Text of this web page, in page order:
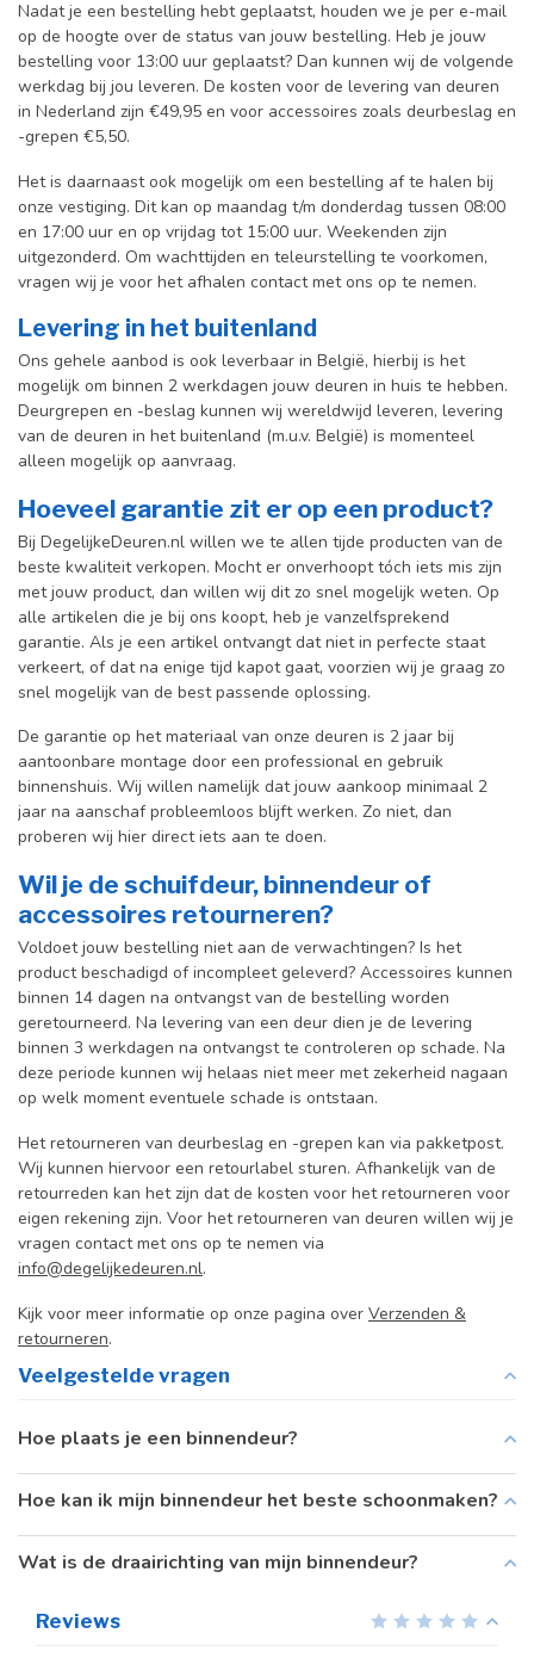
Nadat je een bestelling hebt geplaatst, houden we je per e-mail
op de hoogte over de status van jouw bestelling. Heb je jouw
bestelling voor 13:00 uur geplaatst? Dan kunnen wij de volgende
werkdag bij jou leveren. De kosten voor de levering van deuren
in Nederland zijn €49,95 en voor accessoires zoals deurbeslag en
-grepen €5,50.
Het is daarnaast ook mogelijk om een bestelling af te halen bij
onze vestiging. Dit kan op maandag t/m donderdag tussen 08:00
en 17:00 uur en op vrijdag tot 15:00 uur. Weekenden zijn
uitgezonderd. Om wachttijden en teleurstelling te voorkomen,
vragen wij je voor het afhalen contact met ons op te nemen.
Levering in het buitenland
Ons gehele aanbod is ook leverbaar in België, hierbij is het
mogelijk om binnen 2 werkdagen jouw deuren in huis te hebben.
Deurgrepen en -beslag kunnen wij wereldwijd leveren, levering
van de deuren in het buitenland (m.u.v. België) is momenteel
alleen mogelijk op aanvraag.
Hoeveel garantie zit er op een product?
Bij DegelijkeDeuren.nl willen we te allen tijde producten van de
beste kwaliteit verkopen. Mocht er onverhoopt tóch iets mis zijn
met jouw product, dan willen wij dit zo snel mogelijk weten. Op
alle artikelen die je bij ons koopt, heb je vanzelfsprekend
garantie. Als je een artikel ontvangt dat niet in perfecte staat
verkeert, of dat na enige tijd kapot gaat, voorzien wij je graag zo
snel mogelijk van de best passende oplossing.
De garantie op het materiaal van onze deuren is 2 jaar bij
aantoonbare montage door een professional en gebruik
binnenshuis. Wij willen namelijk dat jouw aankoop minimaal 2
jaar na aanschaf probleemloos blijft werken. Zo niet, dan
proberen wij hier direct iets aan te doen.
Wil je de schuifdeur, binnendeur of
accessoires retourneren?
Voldoet jouw bestelling niet aan de verwachtingen? Is het
product beschadigd of incompleet geleverd? Accessoires kunnen
binnen 14 dagen na ontvangst van de bestelling worden
geretourneerd. Na levering van een deur dien je de levering
binnen 3 werkdagen na ontvangst te controleren op schade. Na
deze periode kunnen wij helaas niet meer met zekerheid nagaan
op welk moment eventuele schade is ontstaan.
Het retourneren van deurbeslag en -grepen kan via pakketpost.
Wij kunnen hiervoor een retourlabel sturen. Afhankelijk van de
retourreden kan het zijn dat de kosten voor het retourneren voor
eigen rekening zijn. Voor het retourneren van deuren willen wij je
vragen contact met ons op te nemen via
info@degelijkedeuren.nl.
Kijk voor meer informatie op onze pagina over Verzenden &
retourneren.
Veelgestelde vragen
Hoe plaats je een binnendeur?
Hoe kan ik mijn binnendeur het beste schoonmaken?
Wat is de draairichting van mijn binnendeur?
Reviews